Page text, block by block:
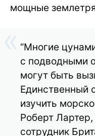
мощные
“Многие
с подводными
могут быть
Единственный
изучить
Роберт
сотрудник